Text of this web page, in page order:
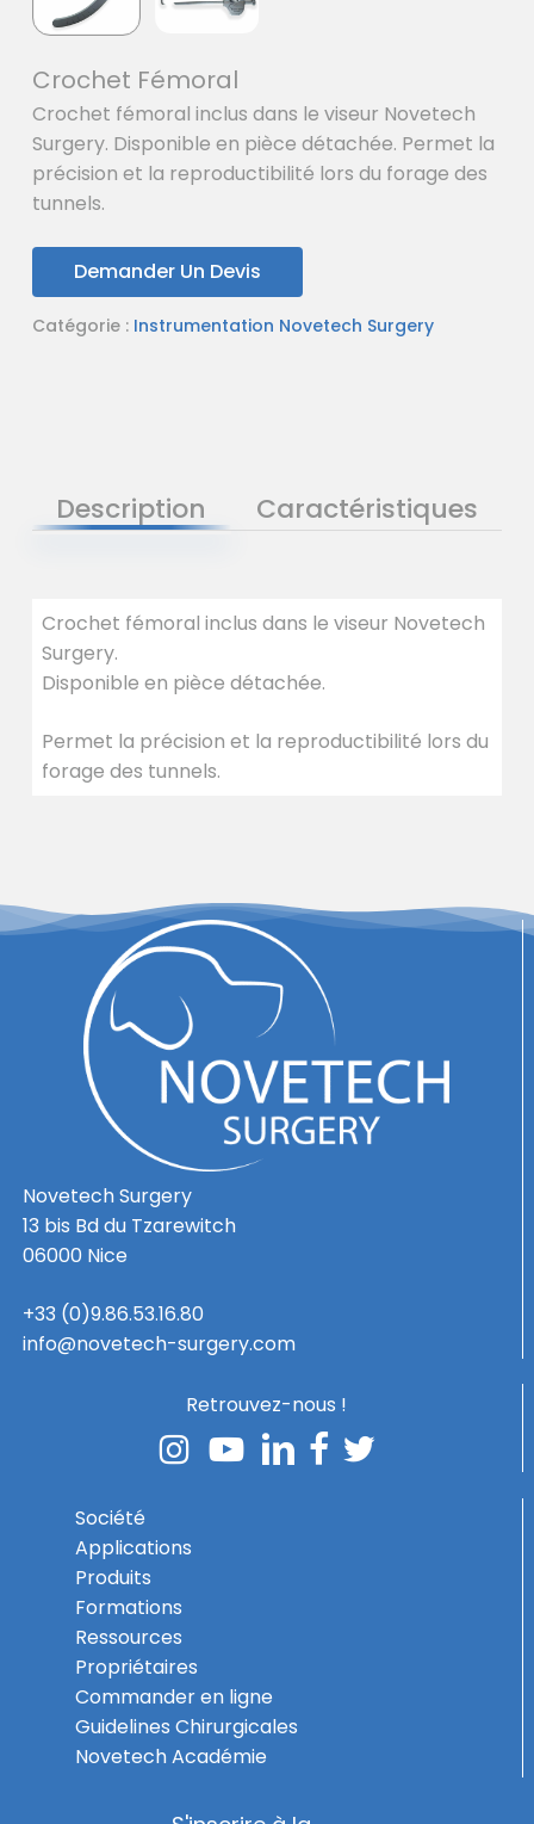
Votre panier est vide.
Crochet Fémoral
Crochet fémoral inclus dans le viseur Novetech
Surgery. Disponible en pièce détachée. Permet la
précision et la reproductibilité lors du forage des
tunnels.
Demander Un Devis
Catégorie : Instrumentation Novetech Surgery
Description Caractéristiques
Crochet fémoral inclus dans le viseur Novetech
Surgery.
Disponible en pièce détachée.
Permet la précision et la reproductibilité lors du
forage des tunnels.
Novetech Surgery
13 bis Bd du Tzarewitch
06000 Nice
+33 (0)9.86.53.16.80
info@novetech-surgery.com
Retrouvez-nous !
Société
Applications
Produits
Formations
Ressources
Propriétaires
Commander en ligne
Guidelines Chirurgicales
Novetech Académie